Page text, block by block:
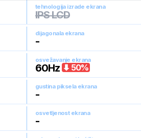
tehnologija izrade ekrana
IPS LCD
dijagonala ekrana
-
osvežavanje ekrana
60Hz 50%
gustina piksela ekrana
-
osvetljenost ekrana
-